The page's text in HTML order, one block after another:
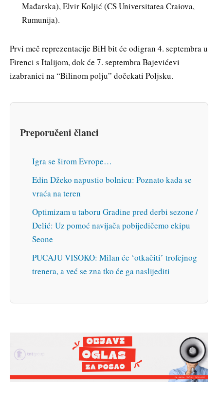
Mađarska), Elvir Koljić (CS Universitatea Craiova,
Rumunija).
Prvi meč reprezentacije BiH bit će odigran 4. septembra u
Firenci s Italijom, dok će 7. septembra Bajevićevi
izabranici na “Bilinom polju” dočekati Poljsku.
Preporučeni članci
Igra se širom Evrope…
Edin Džeko napustio bolnicu: Poznato kada se
vraća na teren
Optimizam u taboru Gradine pred derbi sezone /
Delić: Uz pomoć navijača pobijedičemo ekipu
Seone
PUCAJU VISOKO: Milan će ‘otkačiti’ trofejnog
trenera, a već se zna tko će ga naslijediti